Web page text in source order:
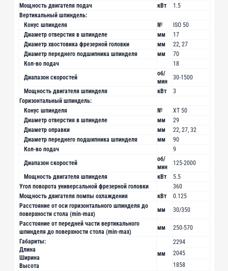
Мощность двигателя подач
кВт
1.5
Вертикальный шпиндель:
Конус шпинделя
№
ISO 50
Диаметр отверстия в шпинделе
мм
17
Диаметр хвостовика фрезерной головки
мм
22, 27
Диаметр переднего подшипника шпинделя
мм
70
Кол-во подач
18
Диапазон скоростей
об/
мин
30-1500
Мощность двигателя шпинделя
кВт
3
Горизонтальный шпиндель:
Конус шпинделя
№
XT 50
Диаметр отверстия в шпинделе
мм
29
Диаметр оправки
мм
22, 27, 32
Диаметр переднего подшипника шпинделя
мм
90
Кол-во подач
9
Диапазон скоростей
об/
мин
125-2000
Мощность двигателя шпинделя
кВт
5.5
Угол поворота универсальной фрезерной головки
360
Мощность двигателя помпы охлаждения
кВт
0.125
Расстояние от оси горизонтального шпинделя до
поверхности стола (min-max)
мм
30/350
Расстояние от передней части вертикального
шпинделя до поверхности стола (min-max)
мм
250-570
Габариты:
Длина
Ширина
Высота
мм
2294
2045
1858